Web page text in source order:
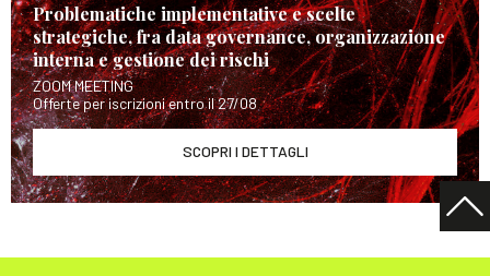
Problematiche implementative e scelte
strategiche, fra data governance, organizzazione
interna e gestione dei rischi
ZOOM MEETING
Offerte per iscrizioni entro il 27/08
SCOPRI I DETTAGLI